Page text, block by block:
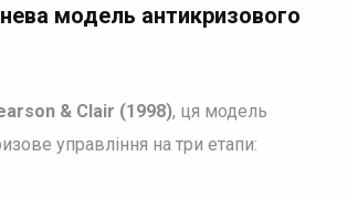
модель антикризового
& Clair (1998), ця модель
управління на три етапи: